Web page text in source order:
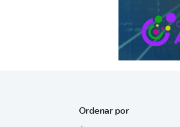
Ordenar por